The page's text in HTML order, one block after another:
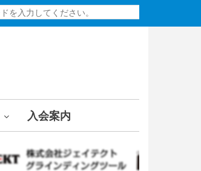
入会案内